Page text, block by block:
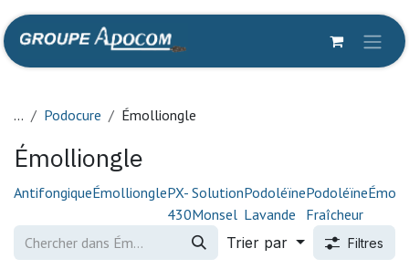
Se rendre au contenu
... Podocure Émolliongle
Émolliongle
AntifongiqueÉmollionglePX-
430
Solution
Monsel
Podoléïne
Lavande
Podoléïne
Fraîcheur
Trier par Filtres